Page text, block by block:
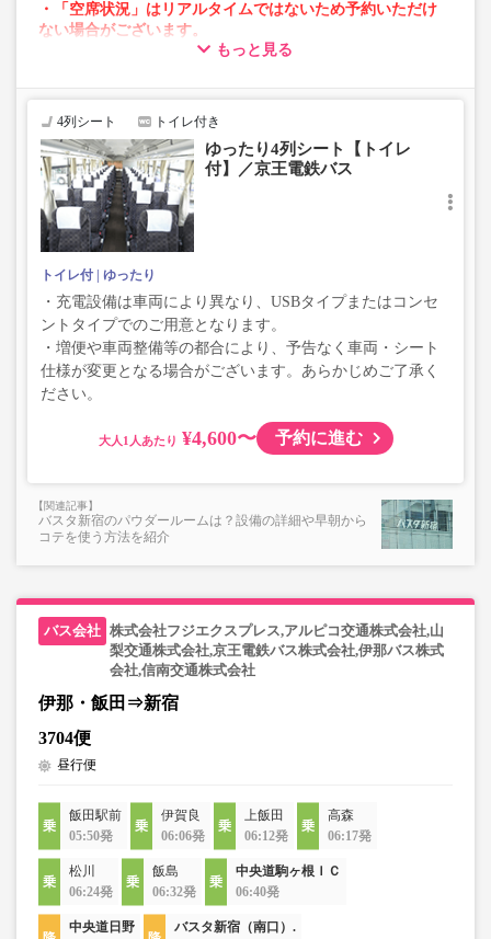
・「空席状況」はリアルタイムではないため予約いただけ
ない場合がございます。
・車両は予告なく変更となる場合がございます。これに伴
で、あらかじめご了承ください。
もっと見る
4列シート トイレ付き
ゆったり4列シート【トイレ
付】／京王電鉄バス
トイレ付 ゆったり
・充電設備は車両により異なり、USBタイプまたはコンセ
ントタイプでのご用意となります。
・増便や車両整備等の都合により、予告なく車両・シート
仕様が変更となる場合がございます。あらかじめご了承く
ださい。
大人 ¥4,600〜 予約に進む
バスタ新宿のパウダールームは？設備の詳細や早朝から
コテを使う方法を紹介
株式会社フジエクスプレス,アルピコ交通株式会社,山
梨交通株式会社,京王電鉄バス株式会社,伊那バス株式
会社,信南交通株式会社
伊那・飯田⇒新宿
3704便
昼行便
飯田駅前
05:50発
伊賀良
06:06発
上飯田
06:12発
高森
06:17発
松川
06:24発
飯島
06:32発
中央道駒ヶ根ＩＣ
06:40発
中央道日野
バスタ新宿（南口）.